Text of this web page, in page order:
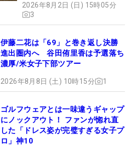
2026年8月2日 (日) 15時05分
3
伊藤二花は「69」と巻き返し決勝
進出圏内へ 谷田侑里香は予選落ち
濃厚/米女子下部ツアー
2026年8月8日 (土) 10時15分 1
ゴルフウェアとは一味違うギャップ
にノックアウト！ ファンが惚れ直
した「ドレス姿が完璧すぎる女子プ
ロ」神10